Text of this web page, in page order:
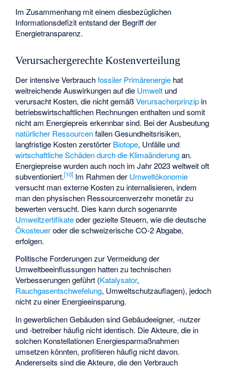
Im Zusammenhang mit einem diesbezüglichen
Informationsdefizit entstand der Begriff der
Energietransparenz.
Verursachergerechte Kostenverteilung
Der intensive Verbrauchfossiler Primärenergie hat
weitreichende Auswirkungen auf die Umwelt und
verursacht Kosten, die nicht gemäßVerursacherprinzip in
betriebswirtschaftlichen Rechnungen enthalten und somit
nicht am Energiepreis erkennbar sind. Bei der Ausbeutung
natürlicher Ressourcenfallen Gesundheitsrisiken,
langfristige Kosten zerstörter Biotope, Unfälle und
wirtschaftliche Schäden durch die Klimaänderungan.
Energiepreise wurden auch noch im Jahr 2023 weltweit oft
subventioniert.[10] Im Rahmen der Umweltökonomie
versucht man externe Kosten zu internalisieren, indem
man den physischen Ressourcenverzehr monetär zu
bewerten versucht. Dies kann durch sogenannte
Umweltzertifikateoder gezielte Steuern, wie die deutsche
Ökosteueroder die schweizerischeCO-2 Abgabe,
erfolgen.
Politische Forderungen zur Vermeidung der
Umweltbeeinflussungen hatten zu technischen
Verbesserungen geführt (Katalysator,
Rauchgasentschwefelung, Umweltschutzauflagen), jedoch
nicht zu einer Energieeinsparung.
In gewerblichen Gebäuden sind Gebäudeeigner, -nutzer
und -betreiber häufig nicht identisch. Die Akteure, die in
solchen Konstellationen Energiesparmaßnahmen
umsetzen könnten, profitieren häufig nicht davon.
Andererseits sind die Akteure, die den Verbrauch